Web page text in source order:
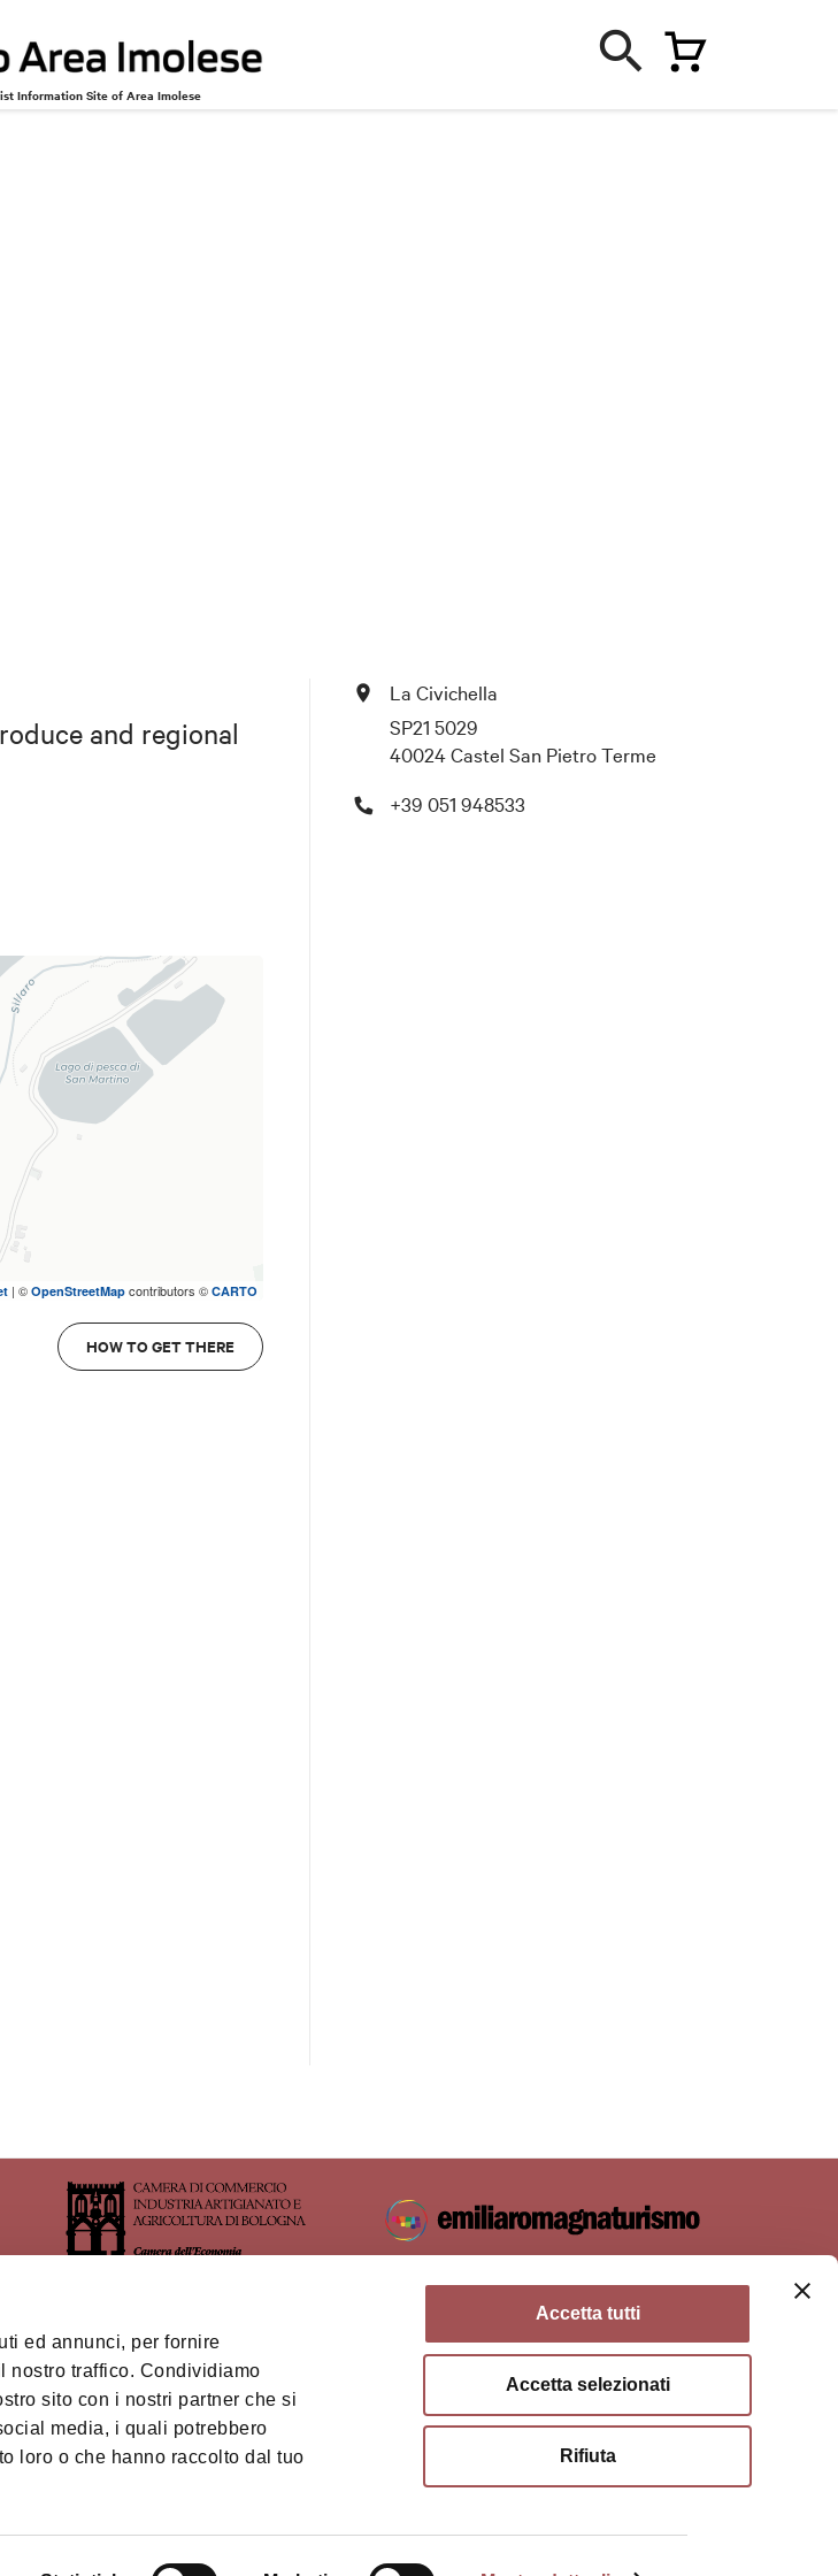
ed annunci, per fornire
nostro traffico. Condividiamo
sito con i nostri partner che si
media, i quali potrebbero
loro o che hanno raccolto dal tuo
Accetta tutti
Accetta selezionati
Rifiuta
Information Site of Area Imolese
and regional
| © OpenStreetMapcontributors © CARTO
HOW TO GET THERE
La Civichella
SP21 5029
40024 Castel San Pietro Terme
+39 051 948533
Privacy policy
cm.bo@cert.cittametropolitana.bo.it